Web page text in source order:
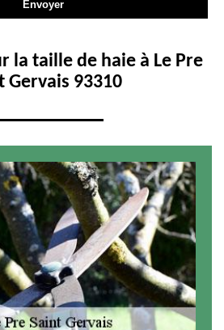
la taille de haie à Le Pre
Gervais 93310